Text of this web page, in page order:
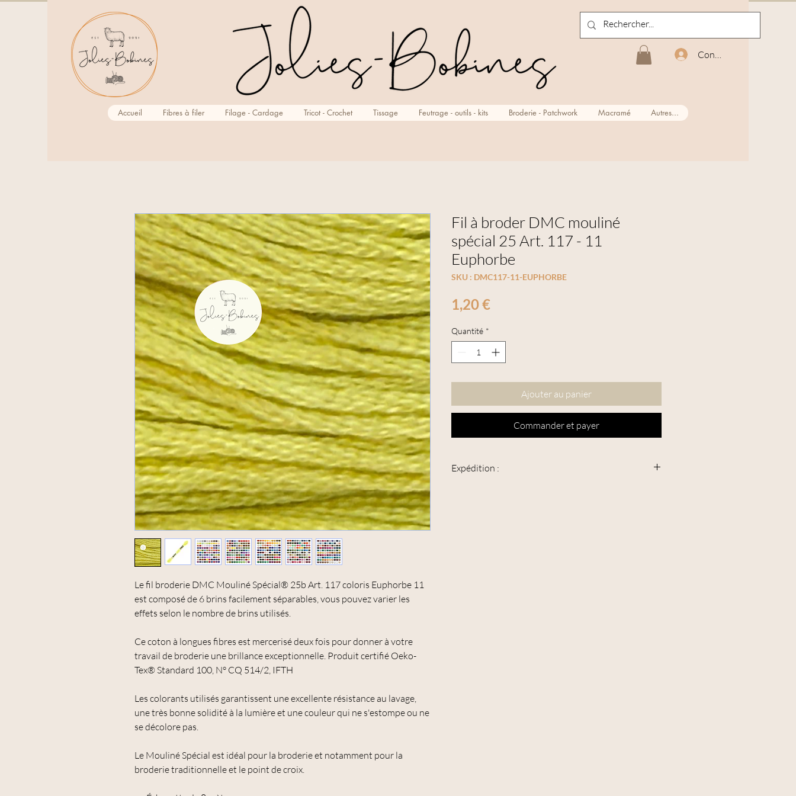
Connexion
Accueil Fibres à filer Filage - Cardage Tricot - Crochet Tissage Feutrage - outils - kits Broderie - Patchwork Macramé Autres...
Le fil broderie DMC Mouliné Spécial® 25b Art. 117 coloris Euphorbe 11
est composé de 6 brins facilement séparables, vous pouvez varier les
effets selon le nombre de brins utilisés.
Ce coton à longues fibres est mercerisé deux fois pour donner à votre
travail de broderie une brillance exceptionnelle. Produit certifié Oeko-
Tex® Standard 100, N° CQ 514/2, IFTH
Les colorants utilisés garantissent une excellente résistance au lavage,
une très bonne solidité à la lumière et une couleur qui ne s'estompe ou ne
se décolore pas.
Le Mouliné Spécial est idéal pour la broderie et notamment pour la
broderie traditionnelle et le point de croix.
Fil à broder DMC mouliné
spécial 25 Art. 117 - 11
Euphorbe
SKU : DMC117-11-EUPHORBE
1,20 €Prix
Quantité *
Ajouter au panier
Commander et payer
Expédition :